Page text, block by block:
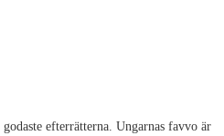
efterrätterna. Ungarnas favvo är